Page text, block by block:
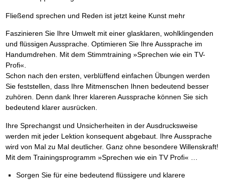
Fließend sprechen und Reden ist jetzt keine Kunst mehr
Faszinieren Sie Ihre Umwelt mit einer glasklaren, wohlklingenden
und flüssigen Aussprache. Optimieren Sie Ihre Aussprache im
Handumdrehen. Mit dem Stimmtraining »Sprechen wie ein TV-
Profi«.
Schon nach den ersten, verblüffend einfachen Übungen werden
Sie feststellen, dass Ihre Mitmenschen Ihnen bedeutend besser
zuhören. Denn dank Ihrer klareren Aussprache können Sie sich
bedeutend klarer ausrücken.
Ihre Sprechangst und Unsicherheiten in der Ausdrucksweise
werden mit jeder Lektion konsequent abgebaut. Ihre Aussprache
wird von Mal zu Mal deutlicher. Ganz ohne besondere Willenskraft!
Mit dem Trainingsprogramm »Sprechen wie ein TV Profi« …
Sorgen Sie für eine bedeutend flüssigere und klarere